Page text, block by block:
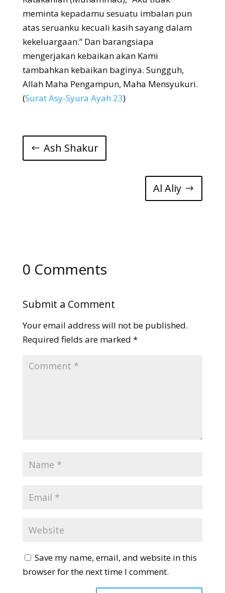
meminta kepadamu sesuatu imbalan pun
atas seruanku kecuali kasih sayang dalam
kekeluargaan.” Dan barangsiapa
mengerjakan kebaikan akan Kami
tambahkan kebaikan baginya. Sungguh,
Allah Maha Pengampun, Maha Mensyukuri.
(Surat Asy-Syura Ayah 23)
Ash Shakur
Al Aliy
0 Comments
Submit a Comment
Your email address will not be published.
Required fields are marked *
Save my name, email, and website in this
browser for the next time I comment.